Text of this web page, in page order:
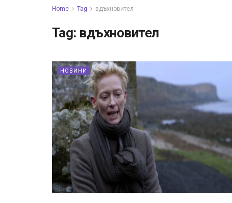
Home Tag вдъхновител
Tag: вдъхновител
НОВИНИ